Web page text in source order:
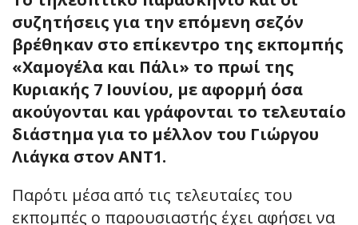
συζητήσεις για την επόμενη σεζόν
βρέθηκαν στο επίκεντρο της εκπομπής
«Χαμογέλα και Πάλι» το πρωί της
Κυριακής 7 Ιουνίου, με αφορμή όσα
ακούγονται και γράφονται το τελευταίο
διάστημα για το μέλλον του Γιώργου
Λιάγκα στον ΑΝΤ1.
Παρότι μέσα από τις τελευταίες του
εκπομπές ο παρουσιαστής έχει αφήσει να